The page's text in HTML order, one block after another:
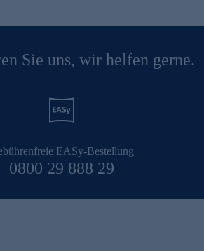
Sie uns, wir helfen gerne.
EASy-Bestellung
0800 29 888 29